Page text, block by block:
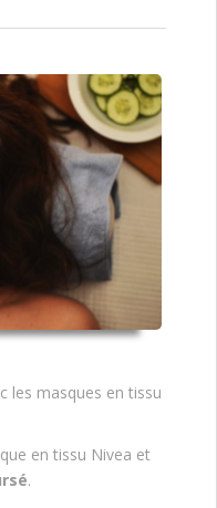
les masques en tissu
en tissu Nivea et
.